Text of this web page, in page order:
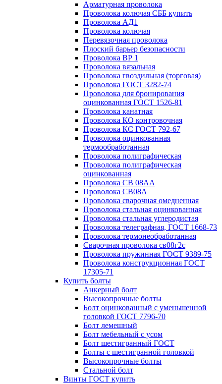
Арматурная проволока
Проволока колючая СББ купить
Проволока АД1
Проволока колючая
Перевязочная проволока
Плоский барьер безопасности
Проволока ВР 1
Проволока вязальная
Проволока гвоздильная (торговая)
Проволока ГОСТ 3282-74
Проволока для бронирования
оцинкованная ГОСТ 1526-81
Проволока канатная
Проволока КО контровочная
Проволока КС ГОСТ 792-67
Проволока оцинкованная
термообработанная
Проволока полиграфическая
Проволока полиграфическая
оцинкованная
Проволока СВ 08АА
Проволока СВ08А
Проволока сварочная омедненная
Проволока стальная оцинкованная
Проволока стальная углеродистая
Проволока телеграфная, ГОСТ 1668-73
Проволока термонеобработанная
Сварочная проволока св08г2с
Проволока пружинная ГОСТ 9389-75
Проволока конструкционная ГОСТ
17305-71
Купить болты
Анкерный болт
Высокопрочные болты
Болт оцинкованный с уменьшенной
головкой ГОСТ 7796-70
Болт лемешный
Болт мебельный с усом
Болт шестигранный ГОСТ
Болты с шестигранной головкой
Высокопрочные болты
Стальной болт
Винты ГОСТ купить